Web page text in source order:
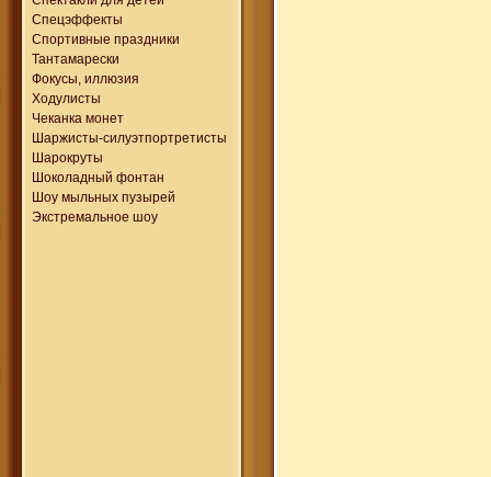
Спецэффекты
Спортивные праздники
Тантамарески
Фокусы, иллюзия
Ходулисты
Чеканка монет
Шаржисты-силуэтпортретисты
Шарокруты
Шоколадный фонтан
Шоу мыльных пузырей
Экстремальное шоу